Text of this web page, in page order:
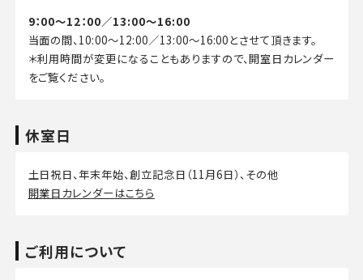
9：00～12：00／13:00～16:00
当面の間、10:00～12:00／13:00～16:00とさせて頂きます。
＊利用時間が変更になることもありますので、開室日カレンダー
をご覧ください。
休室日
土日祝日、年末年始、創立記念日（11月6日）、その他
開業日カレンダーはこちら
ご利用について